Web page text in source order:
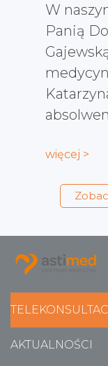
W
Panią
więcej >
AKTUALNOŚCI